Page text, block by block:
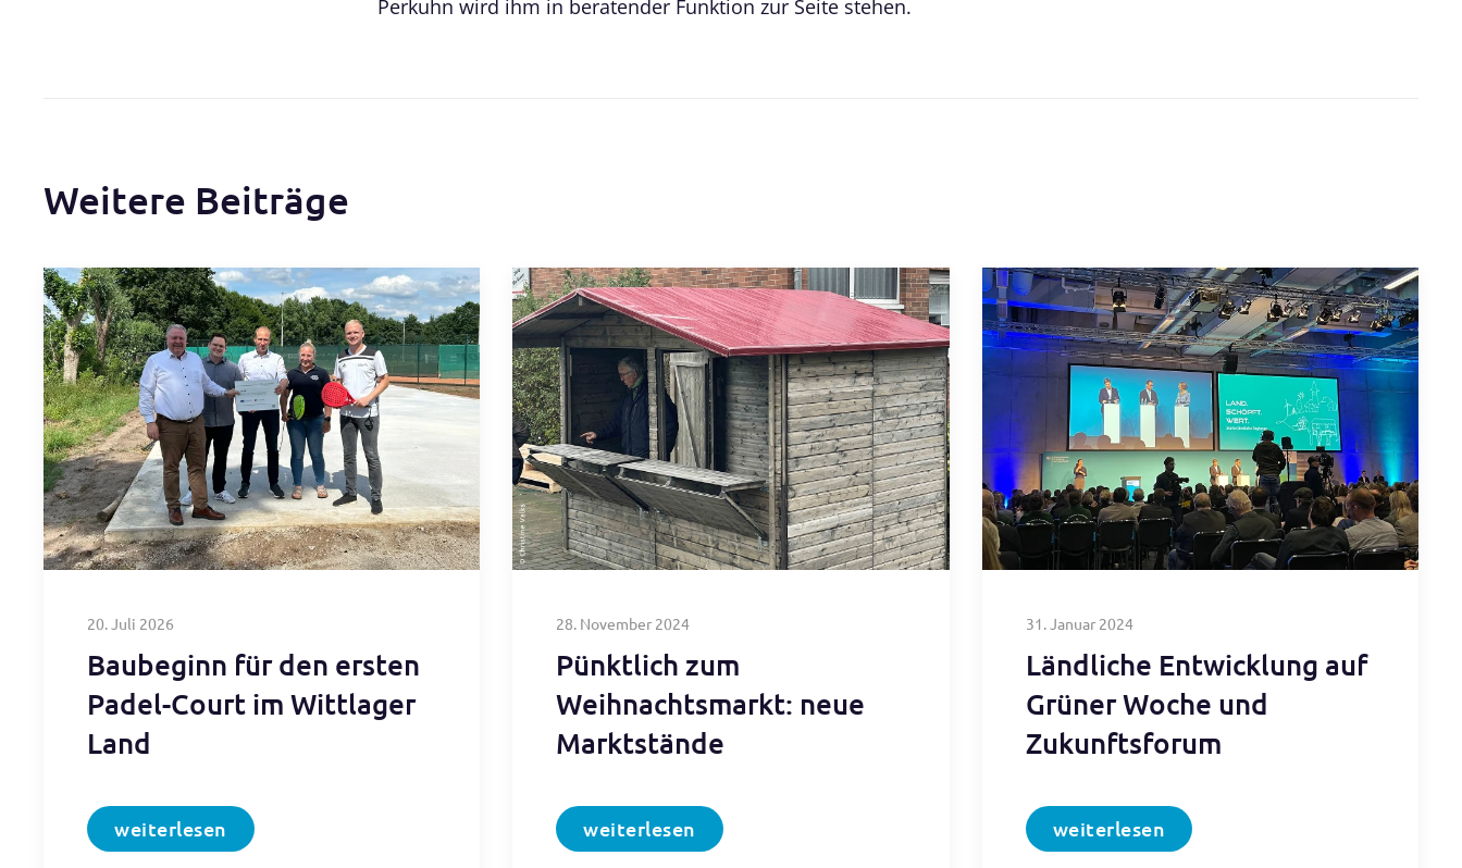
Perkuhn wird ihm in beratender Funktion zur Seite stehen.
Weitere Beiträge
20. Juli 2026
Baubeginn für den ersten
Padel-Court im Wittlager
Land
weiterlesen
28. November 2024
Pünktlich zum
Weihnachtsmarkt: neue
Marktstände
weiterlesen
31. Januar 2024
Ländliche Entwicklung auf
Grüner Woche und
Zukunftsforum
weiterlesen